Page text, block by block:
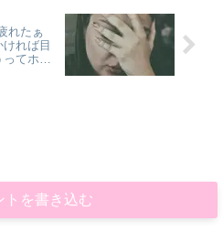
れたぁ
れば目
てホン
トを書き込む